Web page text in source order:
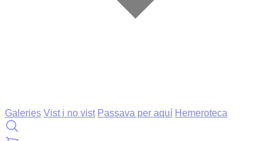
Galeries Vist i no vist Passava per aquí Hemeroteca